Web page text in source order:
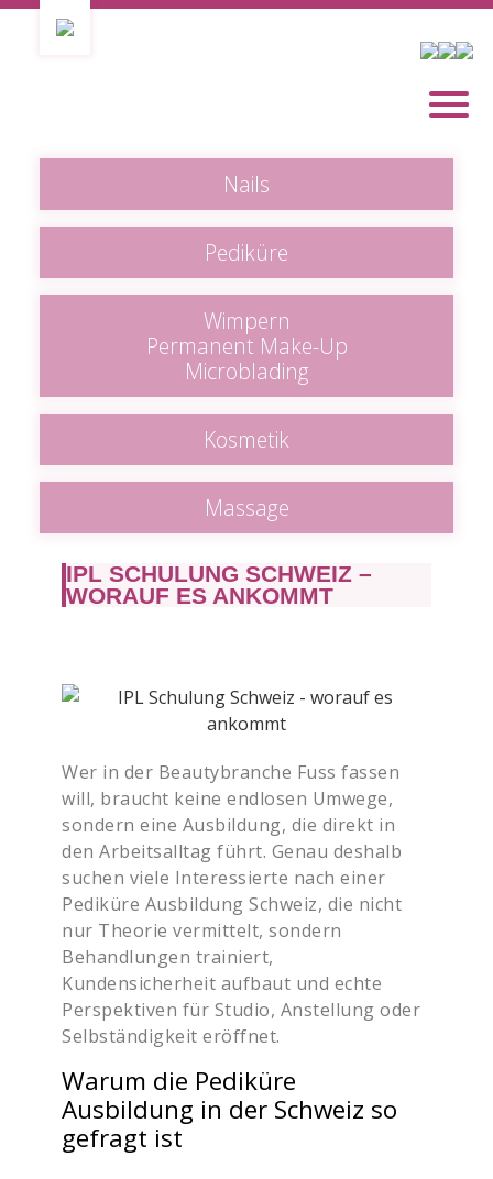
Nails
Pediküre
Wimpern
Permanent Make-Up
Microblading
Kosmetik
Massage
IPL SCHULUNG SCHWEIZ –
WORAUF ES ANKOMMT
Wer in der Beautybranche Fuss fassen
will, braucht keine endlosen Umwege,
sondern eine Ausbildung, die direkt in
den Arbeitsalltag führt. Genau deshalb
suchen viele Interessierte nach einer
Pediküre Ausbildung Schweiz, die nicht
nur Theorie vermittelt, sondern
Behandlungen trainiert,
Kundensicherheit aufbaut und echte
Perspektiven für Studio, Anstellung oder
Selbständigkeit eröffnet.
Warum die Pediküre
Ausbildung in der Schweiz so
gefragt ist